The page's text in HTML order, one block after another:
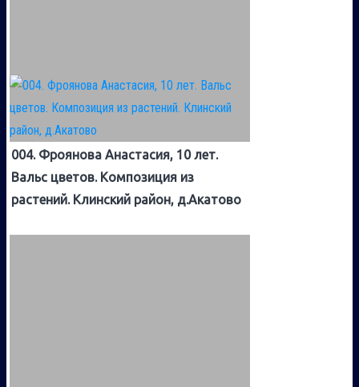
004. Фроянова Анастасия, 10 лет.
Вальс цветов. Композиция из
растений. Клинский район, д.Акатово